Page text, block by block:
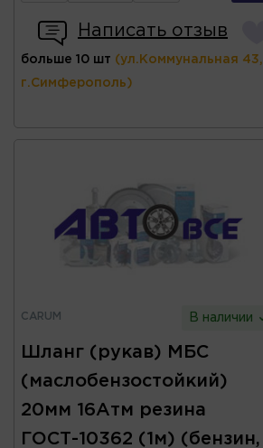
Написать отзыв
больше 10 шт (ул.Коммунальная 43,
г.Симферополь)
CARUM В наличии
Шланг (рукав) МБС
(маслобензостойкий)
20мм 16Атм резина
ГОСТ-10362 (1м) (бензин,